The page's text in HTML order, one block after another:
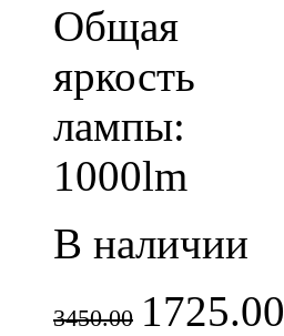
Общая
яркость
лампы:
1000lm
В наличии
3450.00 1725.00